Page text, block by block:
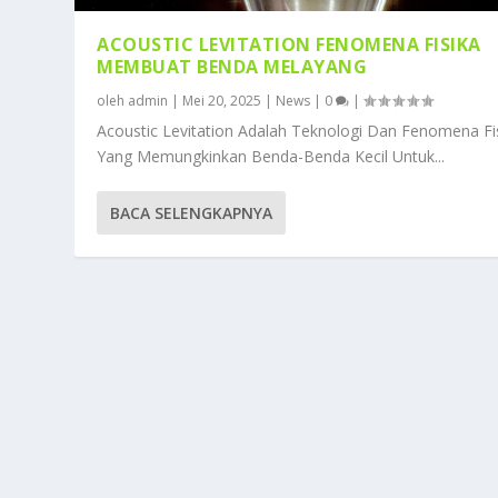
ACOUSTIC LEVITATION FENOMENA FISIKA
MEMBUAT BENDA MELAYANG
oleh admin | Mei 20, 2025 | News | 0 |
Acoustic Levitation Adalah Teknologi Dan Fenomena
Yang Memungkinkan Benda-Benda Kecil Untuk...
BACA SELENGKAPNYA